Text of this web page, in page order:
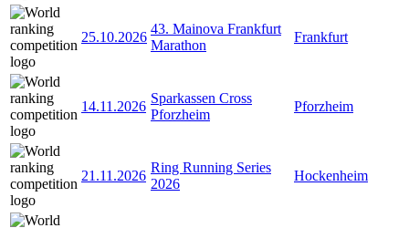
25.10.2026
43. Mainova Frankfurt
Marathon
Frankfurt
14.11.2026
Sparkassen Cross
Pforzheim
Pforzheim
21.11.2026
Ring Running Series
2026
Hockenheim